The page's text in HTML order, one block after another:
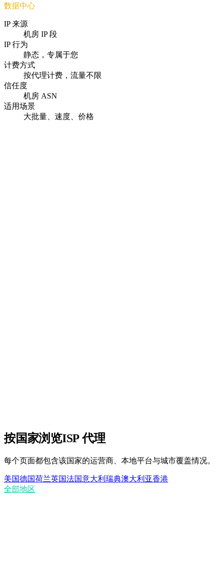
数据中心
IP 来源
机房 IP 段
IP 行为
静态，专属于您
计费方式
按代理计费，流量不限
信任度
机房 ASN
适用场景
大批量、速度、价格
按国家浏览ISP 代理
每个页面都包含该国家的运营商、本地平台与城市覆盖情况。
美国德国荷兰英国法国意大利 瑞典澳大利亚香港
全部地区